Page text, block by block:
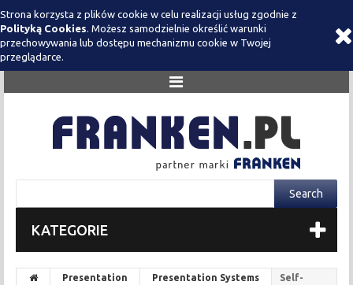
KATEGORIE
Presentation Presentation Systems
Self-
Strona korzysta z plików cookie w celu realizacji usług zgodnie z
Polityką Cookies. Możesz samodzielnie określić warunki
przechowywania lub dostępu mechanizmu cookie w Twojej
przeglądarce.